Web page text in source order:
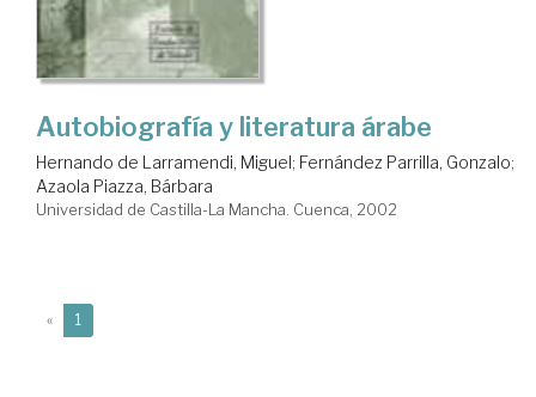
Autobiografía y literatura árabe
Hernando de Larramendi, Miguel; Fernández Parrilla, Gonzalo;
Azaola Piazza, Bárbara
Universidad de Castilla-La Mancha. Cuenca, 2002
« 1